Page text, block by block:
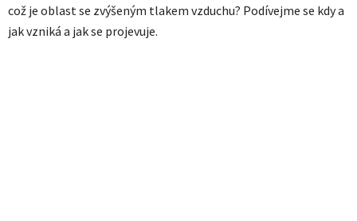
což je oblast se zvýšeným tlakem vzduchu? Podívejme se kdy a
jak vzniká a jak se projevuje.